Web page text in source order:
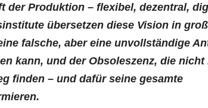
Produktion – flexibel, dezentral,
übersetzen diese Vision in
falsche, aber eine unvollständige
kann, und der Obsoleszenz, die
finden – und dafür seine gesamte